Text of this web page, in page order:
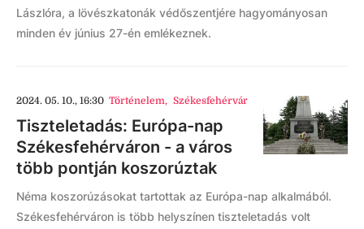
Lászlóra, a lövészkatonák védőszentjére hagyományosan
minden év június 27-én emlékeznek.
2024. 05. 10., 16:30 Történelem, Székesfehérvár
Tiszteletadás: Európa-nap
Székesfehérváron - a város
több pontján koszorúztak
Néma koszorúzásokat tartottak az Európa-nap alkalmából.
Székesfehérváron is több helyszínen tiszteletadás volt